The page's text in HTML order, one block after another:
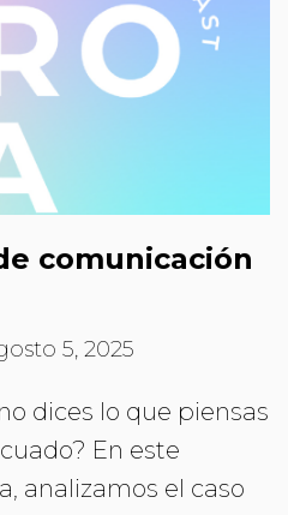
comunicación
5, 2025
dices lo que piensas
En este
analizamos el caso